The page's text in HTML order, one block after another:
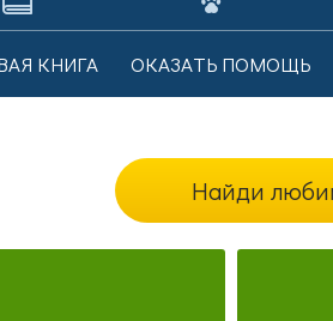
КНИГА ОКАЗАТЬ ПОМОЩЬ
Найди